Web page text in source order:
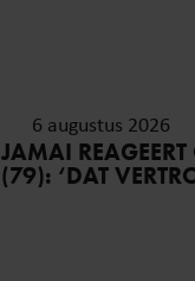
6 augustus 2026
JAMAI
(79): ‘DAT